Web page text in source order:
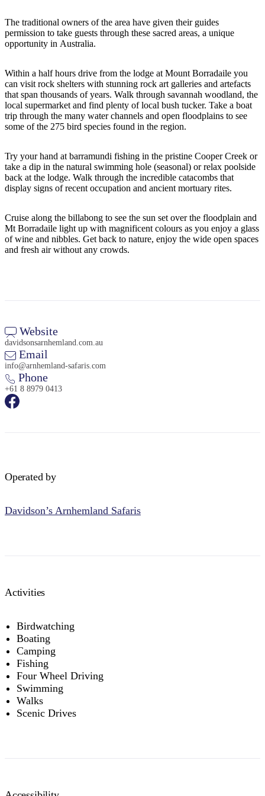
up
The traditional owners of the area have given their guides
permission to take guests through these sacred areas, a unique
opportunity in Australia.
Within a half hours drive from the lodge at Mount Borradaile you
can visit rock shelters with stunning rock art galleries and artefacts
that span thousands of years. Walk through savannah woodland, the
local supermarket and find plenty of local bush tucker. Take a boat
trip through the many water channels and open floodplains to see
some of the 275 bird species found in the region.
Try your hand at barramundi fishing in the pristine Cooper Creek or
take a dip in the natural swimming hole (seasonal) or relax poolside
back at the lodge. Walk through the incredible catacombs that
display signs of recent occupation and ancient mortuary rites.
Cruise along the billabong to see the sun set over the floodplain and
Mt Borradaile light up with magnificent colours as you enjoy a glass
of wine and nibbles. Get back to nature, enjoy the wide open spaces
and fresh air without any crowds.
Website
davidsonsarnhemland.com.au
Email
info@arnhemland-safaris.com
Phone
+61 8 8979 0413
Operated by
Davidson’s Arnhemland Safaris
Activities
Birdwatching
Boating
Camping
Fishing
Four Wheel Driving
Swimming
Walks
Scenic Drives